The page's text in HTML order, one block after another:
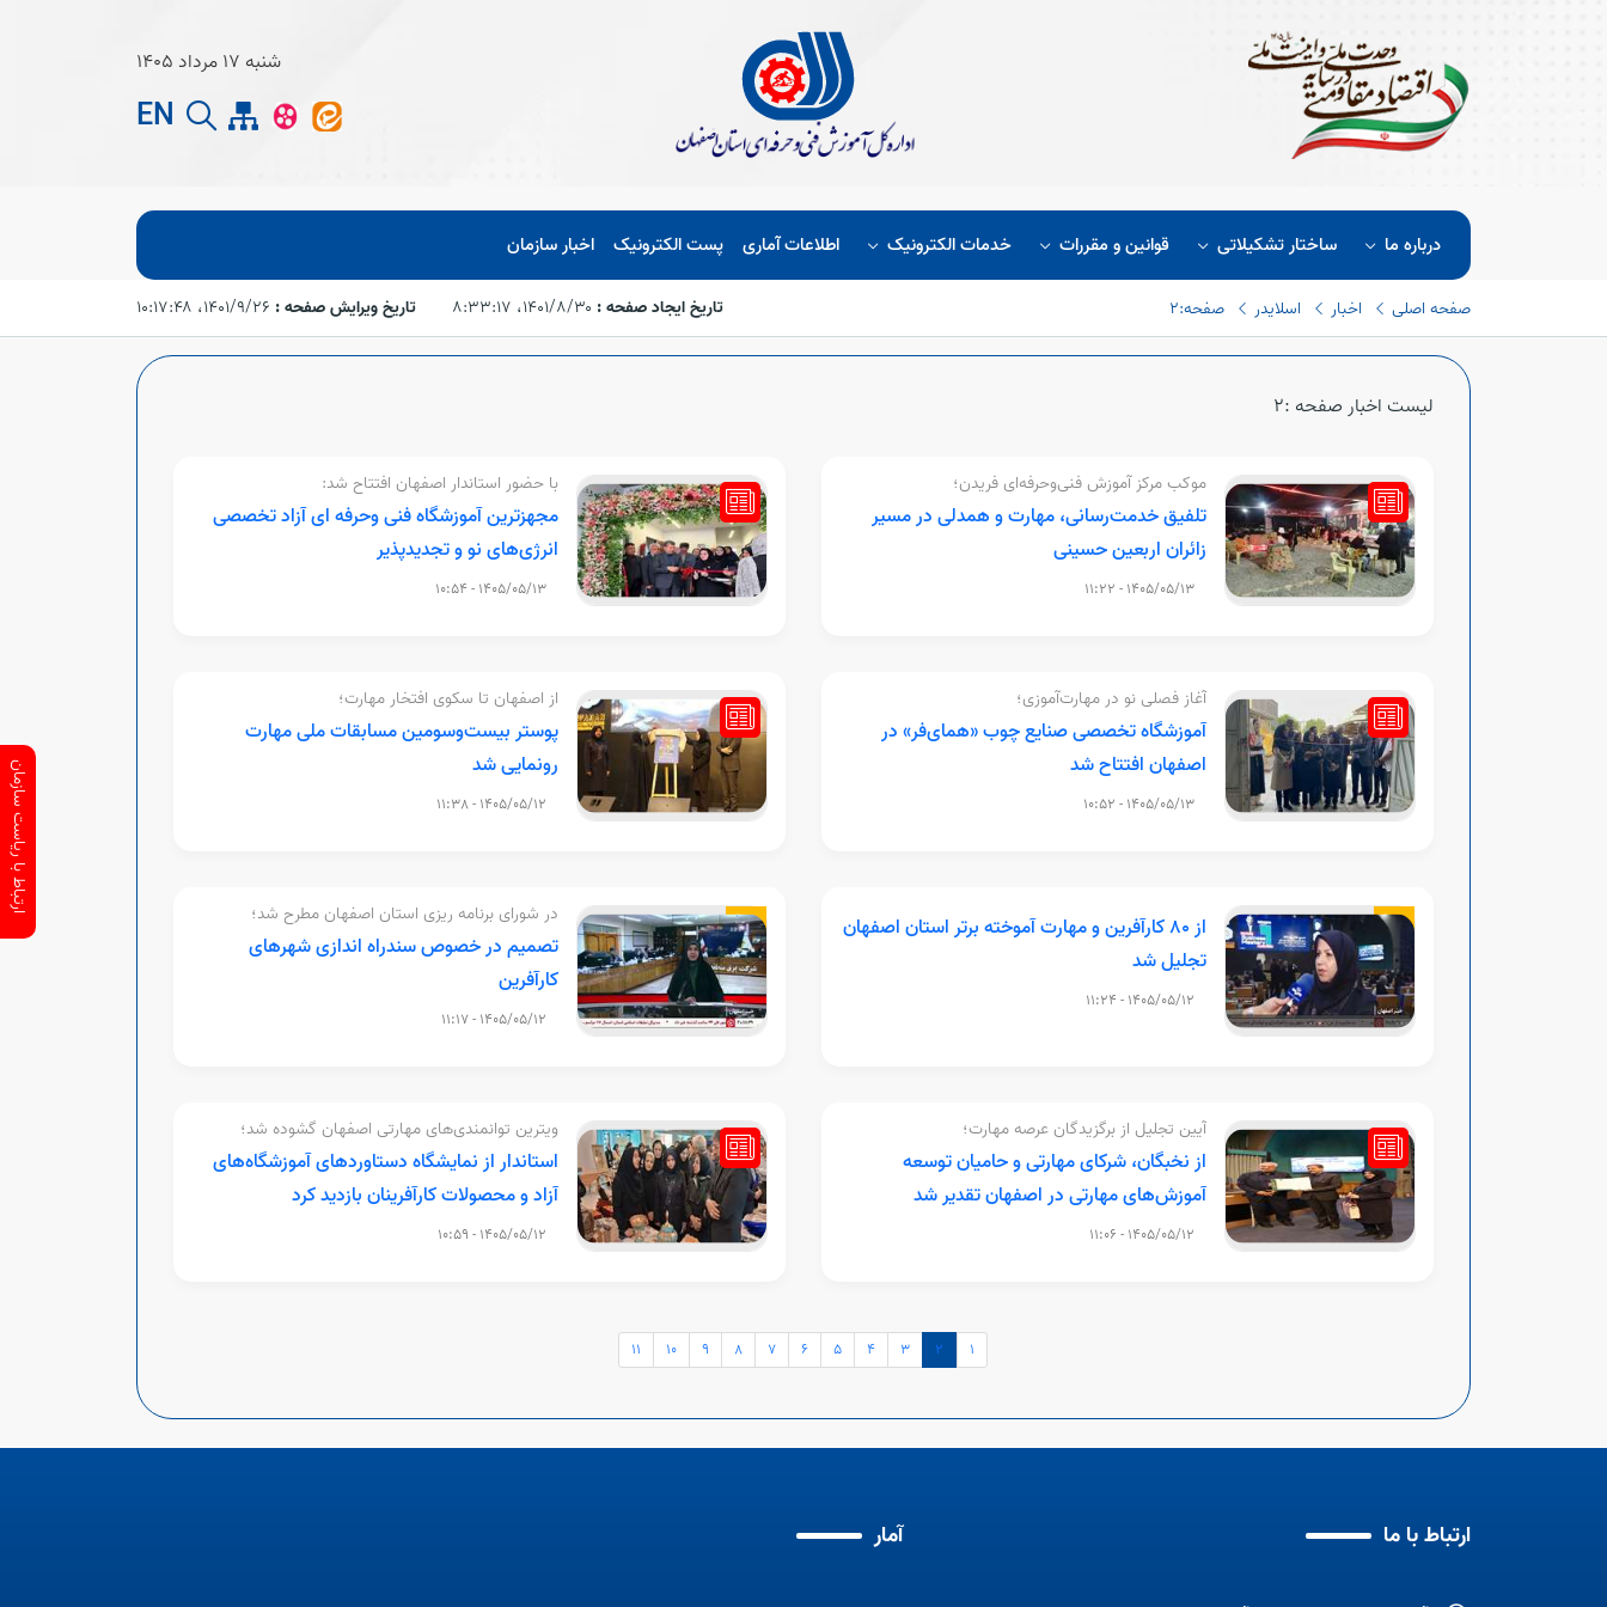
شنبه 17 مرداد 1405
EN
درباره ما ساختار تشکیلاتی قوانین و مقررات خدمات الکترونیک اطلاعات آماری پست الکترونیک اخبار سازمان
صفحه اصلی اخبار اسلایدر صفحه:2 تاریخ ایجاد صفحه : ۱۴۰۱/۸/۳۰،‏ ۸:۳۳:۱۷ تاریخ ویرایش صفحه : ۱۴۰۱/۹/۲۶،‏ ۱۰:۱۷:۴۸
لیست اخبار صفحه :2
موکب مرکز آموزش فنی‌وحرفه‌ای فریدن؛
تلفیق خدمت‌رسانی، مهارت و همدلی در مسیر
زائران اربعین حسینی
1405/05/13 - 11:22
با حضور استاندار اصفهان افتتاح شد:
مجهزترین آموزشگاه فنی وحرفه ای آزاد تخصصی
انرژی‌های نو و تجدیدپذیر
1405/05/13 - 10:54
آغاز فصلی نو در مهارت‌آموزی؛
آموزشگاه تخصصی صنایع چوب «همای‌فر» در
اصفهان افتتاح شد
1405/05/13 - 10:52
از اصفهان تا سکوی افتخار مهارت؛
پوستر بیست‌وسومین مسابقات ملی مهارت
رونمایی شد
1405/05/12 - 11:38
از 80 کارآفرین و مهارت آموخته برتر استان اصفهان
تجلیل شد
1405/05/12 - 11:24
در شورای برنامه ریزی استان اصفهان مطرح شد؛
تصمیم در خصوص سندراه اندازی شهرهای
کارآفرین
1405/05/12 - 11:17
آیین تجلیل از برگزیدگان عرصه مهارت؛
از نخبگان، شرکای مهارتی و حامیان توسعه
آموزش‌های مهارتی در اصفهان تقدیر شد
1405/05/12 - 11:06
ویترین توانمندی‌های مهارتی اصفهان گشوده شد؛
استاندار از نمایشگاه دستاوردهای آموزشگاه‌های
آزاد و محصولات کارآفرینان بازدید کرد
1405/05/12 - 10:59
1
2
3
4
5
6
7
8
9
10
11
ارتباط با ما آمار
ارتباط با ریاست سازمان